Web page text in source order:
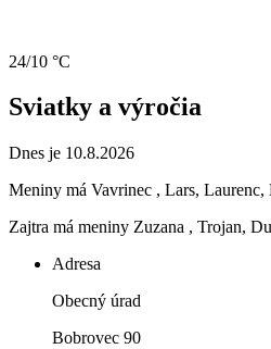
24/10 °C
Sviatky a výročia
Dnes je 10.8.2026
Meniny má Vavrinec , Lars,
Zajtra má meniny Zuzana , Trojan,
Adresa
Obecný úrad
Bobrovec 90